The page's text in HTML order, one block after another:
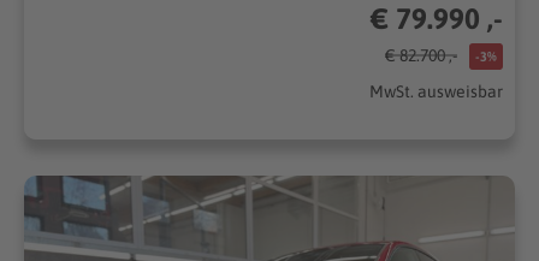
€ 79.990 ,-
€ 82.700 ,- -3%
MwSt. ausweisbar